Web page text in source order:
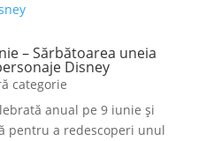
– Sărbătoarea uneia
Disney
categorie
anual pe 9 iunie și
pentru a redescoperi unul